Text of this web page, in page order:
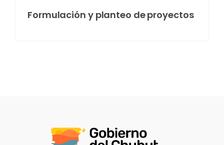
Formulación y planteo de proyectos